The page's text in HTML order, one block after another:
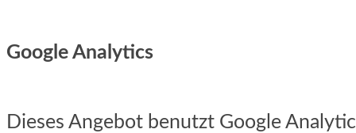
Google Analytics
Dieses Angebot benutzt Google